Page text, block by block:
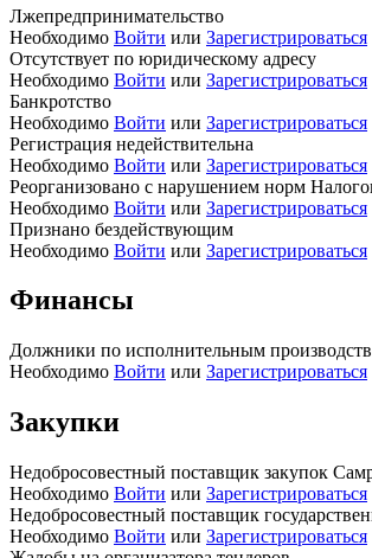
Лжепредпринимательство
Необходимо Войти или Зарегистрироваться
Отсутствует по юридическому адресу
Необходимо Войти или Зарегистрироваться
Банкротство
Необходимо Войти или Зарегистрироваться
Регистрация недействительна
Необходимо Войти или Зарегистрироваться
Реорганизовано с нарушением норм
Необходимо Войти или Зарегистрироваться
Признано бездействующим
Необходимо Войти или Зарегистрироваться
Финансы
Должники по исполнительным
Необходимо Войти или Зарегистрироваться
Закупки
Недобросовестный поставщик закупок
Необходимо Войти или Зарегистрироваться
Недобросовестный поставщик
Необходимо Войти или Зарегистрироваться